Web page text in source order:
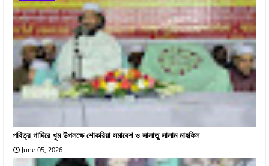
পবিত্র গাদিরে খুম উপলক্ষে শোকরিয়া সমাবেশ ও সালাতু সালাম মাহফিল
June 05, 2026